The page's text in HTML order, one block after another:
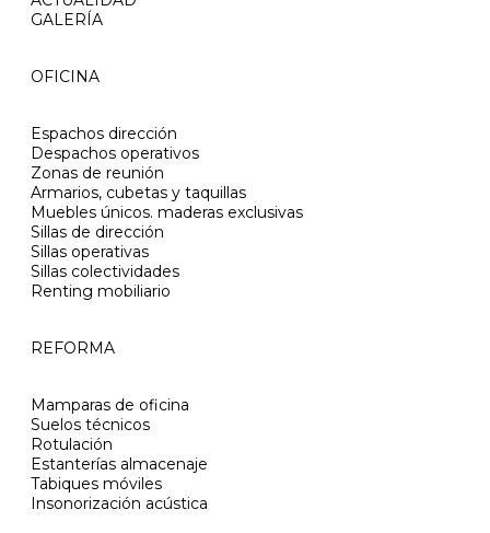
GALERÍA
OFICINA
Espachos dirección
Despachos operativos
Zonas de reunión
Armarios, cubetas y taquillas
Muebles únicos. maderas exclusivas
Sillas de dirección
Sillas operativas
Sillas colectividades
Renting mobiliario
REFORMA
Mamparas de oficina
Suelos técnicos
Rotulación
Estanterías almacenaje
Tabiques móviles
Insonorización acústica